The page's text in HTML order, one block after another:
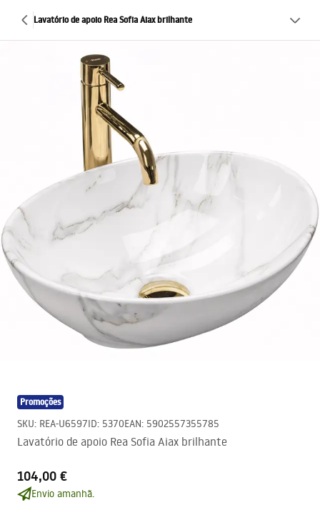
Lavatório de apoio Rea Sofia Aiax brilhante
Promoções
SKU: REA-U6597ID: 5370EAN: 5902557355785
Lavatório de apoio Rea Sofia Aiax brilhante
104,00 €
Envio amanhã.